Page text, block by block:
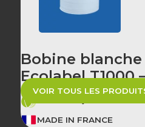
Bobine blanche
Ecolabel T1000
MADE IN FRANCE
VOIR TOUS LES